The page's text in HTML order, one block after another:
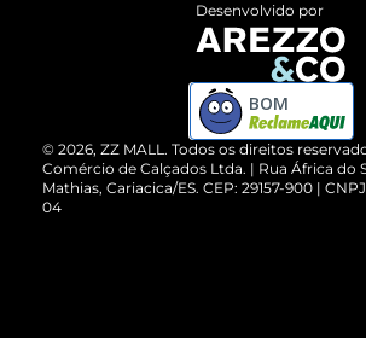
ZZ MALL é confiável
Cartão Presente
Vendas Corporativas
Devolução do Produto
Compre pelo WhatsApp
© 2026, ZZ MALL. Todos os direitos
Comércio de Calçados Ltda. | Rua África do
Mathias, Cariacica/ES. CEP: 29157-900 |
04
Desenvolvido por
BOM